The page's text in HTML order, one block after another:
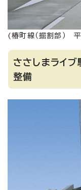
(椿町線（掘割部）
ささしまライ
整備